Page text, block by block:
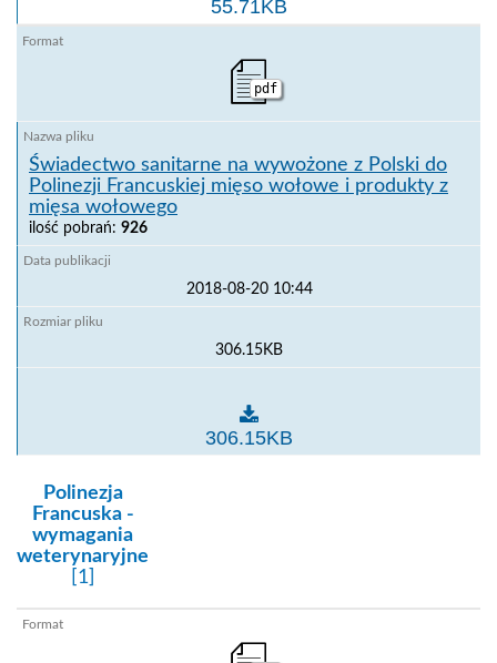
Świadectwo zdrowia na wywożone do Polinezji
55.71KB
pdf
Świadectwo sanitarne na wywożone z Polski do
Polinezji Francuskiej mięso wołowe i produkty z
mięsa wołowego
ilość pobrań: 926
2018-08-20 10:44
306.15KB
Świadectwo sanitarne na wywożone z Polski do
306.15KB
kategoria:
Polinezja
Francuska -
wymagania
weterynaryjne
[1]